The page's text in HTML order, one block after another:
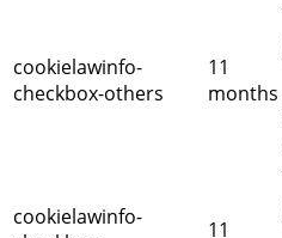
cookielawinfo-
checkbox-others
11
months
cookielawinfo-
11